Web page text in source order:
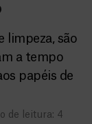
limpeza, são
a tempo
papéis de
de leitura: 4